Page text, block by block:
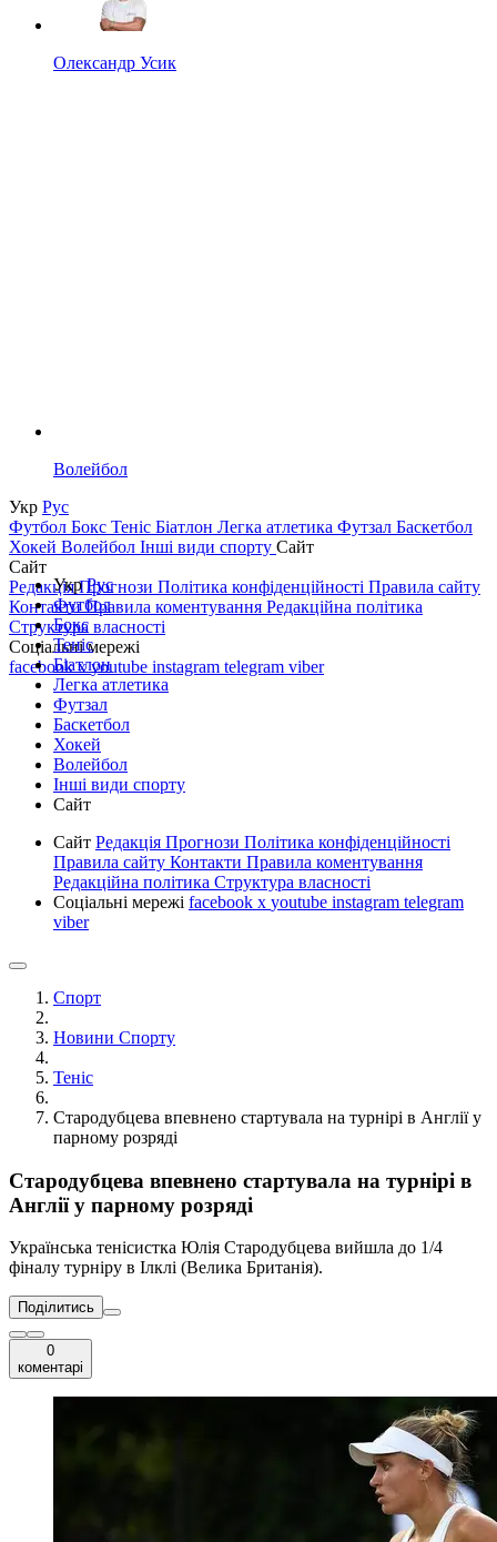
Олександр Усик
Волейбол
Укр Рус
Футбол Бокс Теніс Біатлон Легка атлетика Футзал Баскетбол
Хокей Волейбол Інші види спорту Сайт
Сайт
РедакціяПрогнози Політика конфіденційності Правила сайту
КонтактиПравила коментування Редакційна політика
Структура власності
Соціальні мережі
facebookxyoutube instagram telegram viber
УкрРус
Футбол
Бокс
Теніс
Біатлон
Легка атлетика
Футзал
Баскетбол
Хокей
Волейбол
Інші види спорту
Сайт
Сайт Редакція Прогнози Політика конфіденційності
Правила сайту Контакти Правила коментування
Редакційна політика Структура власності
Соціальні мережі facebook x youtube instagram telegram
viber
Спорт
Новини Спорту
Теніс
Стародубцева впевнено стартувала на турнірі в Англії у
парному розряді
Стародубцева впевнено стартувала на турнірі в
Англії у парному розряді
Українська тенісистка Юлія Стародубцева вийшла до 1/4
фіналу турніру в Ілклі (Велика Британія).
Поділитись
0
коментарі